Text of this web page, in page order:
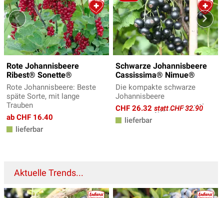
Rote Johannisbeere
Ribest® Sonette®
Rote Johannisbeere: Beste
späte Sorte, mit lange
Trauben
ab CHF 16.40
lieferbar
Schwarze Johannisbeere
Cassissima® Nimue®
Die kompakte schwarze
Johannisbeere
CHF 26.32 statt CHF 32.90
lieferbar
Aktuelle Trends...